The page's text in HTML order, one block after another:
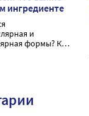
ингредиенте
и
формы? Как